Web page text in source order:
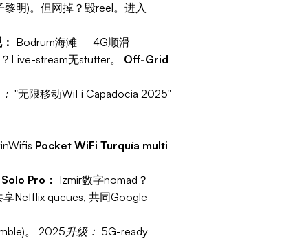
明)。但网掉？毁reel。进入
Bodrum海滩 – 4G顺滑
Live-stream无stutter。 Off-Grid
"无限移动WiFi Capadocia 2025"
Pocket WiFi Turquía multi
Solo Pro： Izmir数字nomad？
Netflix queues, 共同Google
。 2025升级： 5G-ready